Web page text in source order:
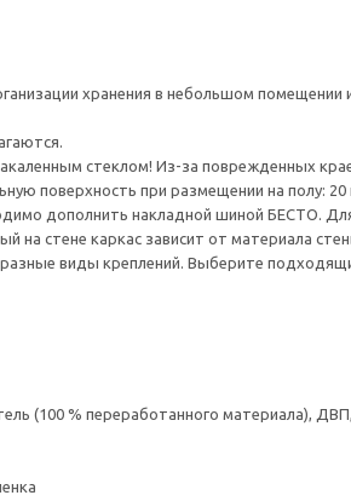
хранения в небольшом
стеклом! Из-за поврежденных
поверхность при размещении на полу: 20
дополнить накладной шиной БЕСТО.
на стене каркас зависит от материала
виды креплений. Выберите
(100 % переработанного материала),